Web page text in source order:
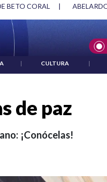
Y DMG
| CULTURA |
de paz
¡Conócelas!